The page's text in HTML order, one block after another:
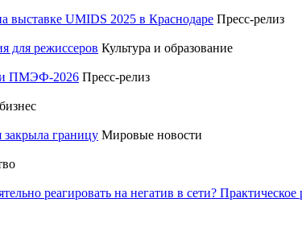
выставке UMIDS 2025 в Краснодаре Пресс-релиз
для режиссеров Культура и образование
ПМЭФ-2026 Пресс-релиз
границу Мировые новости
реагировать на негатив в сети?